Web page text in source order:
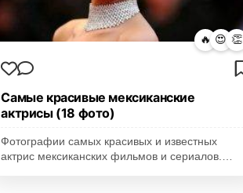
🔥 😍 👏
Самые красивые мексиканские
актрисы (18 фото)
Фотографии самых красивых и известных
актрис мексиканских фильмов и сериалов.…